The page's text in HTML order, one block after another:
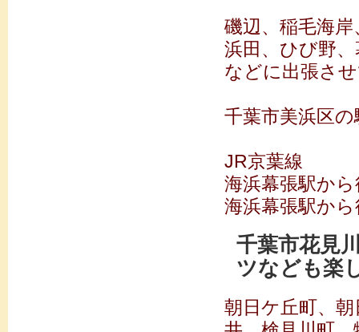
磯辺、稲毛海
浜田、ひび野
などに出張さ
千葉市美浜区の
JR京葉線
海浜幕張駅か
海浜幕張駅か
千葉市花見
ツなども楽
朝日ケ丘町、